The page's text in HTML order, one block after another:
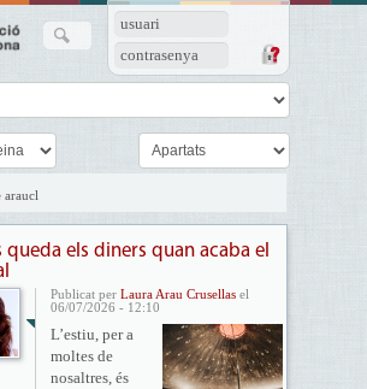
usuari
contrasenya
araucl
queda els diners quan acaba el
Publicat per Laura Arau Crusellasel
06/07/2026 - 12:10
L’estiu, per a
moltes de
nosaltres, és